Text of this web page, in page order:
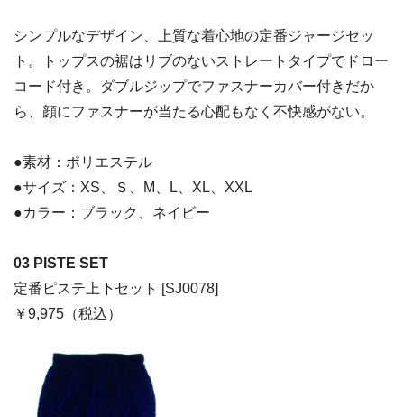
シンプルなデザイン、上質な着心地の定番ジャージセッ
ト。トップスの裾はリブのないストレートタイプでドロー
コード付き。ダブルジップでファスナーカバー付きだか
ら、顔にファスナーが当たる心配もなく不快感がない。
●素材：ポリエステル
●サイズ：XS、Ｓ、M、L、XL、XXL
●カラー：ブラック、ネイビー
03 PISTE SET
定番ピステ上下セット [SJ0078]
￥9,975（税込）